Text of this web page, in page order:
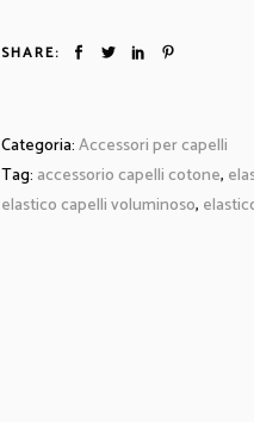
garzato
SHARE:
Categoria:Accessori per capelli
Tag: accessorio capelli cotone,
elastico capelli voluminoso,